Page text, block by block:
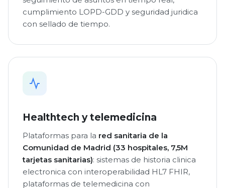
cumplimiento LOPD-GDD y seguridad juridica
con sellado de tiempo.
Healthtech y telemedicina
Plataformas para la red sanitaria de la
Comunidad de Madrid (33 hospitales, 7,5M
tarjetas sanitarias): sistemas de historia clinica
electronica con interoperabilidad HL7 FHIR,
plataformas de telemedicina con